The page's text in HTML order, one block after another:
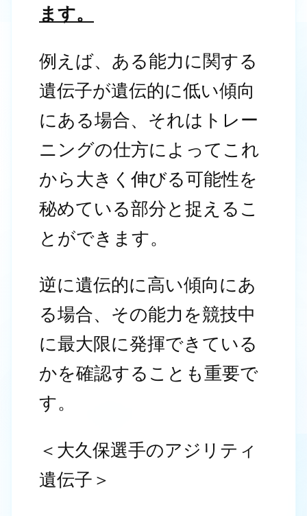
ます。
例えば、ある能力に関する
遺伝子が遺伝的に低い傾向
にある場合、それはトレー
ニングの仕方によってこれ
から大きく伸びる可能性を
秘めている部分と捉えるこ
とができます。
逆に遺伝的に高い傾向にあ
る場合、その能力を競技中
に最大限に発揮できている
かを確認することも重要で
す。
＜大久保選手のアジリティ
遺伝子＞